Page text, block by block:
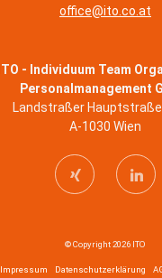
office@ito.co.at
ITO - Individuum Team
Personalmanagement
Landstraßer
A-1030 Wien
© Copyright 2026 ITO
Impressum Datenschutzerklärung